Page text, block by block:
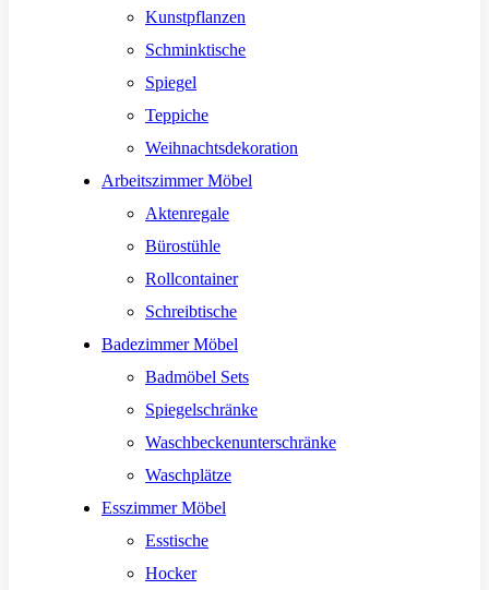
Kunstpflanzen
Schminktische
Spiegel
Teppiche
Weihnachtsdekoration
Arbeitszimmer Möbel
Aktenregale
Bürostühle
Rollcontainer
Schreibtische
Badezimmer Möbel
Badmöbel Sets
Spiegelschränke
Waschbeckenunterschränke
Waschplätze
Esszimmer Möbel
Esstische
Hocker